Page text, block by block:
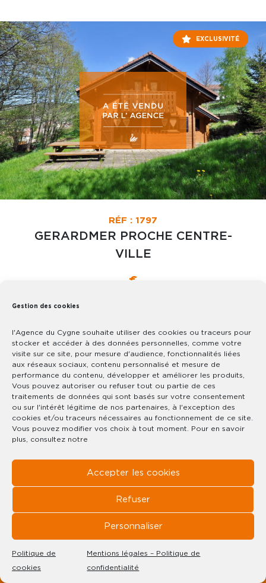
Gestion des cookies
l'Agence du Cygne souhaite utiliser des cookies ou traceurs pour
stocker et accéder à des données personnelles, comme votre
visite sur ce site, pour mesure d'audience, fonctionnalités liées
aux réseaux sociaux, contenu personnalisé et mesure de
performance du contenu, développer et améliorer les produits,
Vous pouvez autoriser ou refuser tout ou partie de ces
traitements de données qui sont basés sur votre consentement
ou sur l'intérêt légitime de nos partenaires, à l'exception des
cookies et/ou traceurs nécessaires au fonctionnement de ce site.
Vous pouvez modifier vos choix à tout moment. Pour en savoir
plus, consultez notre
Accepter les cookies
Refuser
Personnaliser
Politique de
cookies
Mentions légales – Politique de
confidentialité
CE BIEN VOUS INTÉRESSE ?
EXCLUSIVITÉ
RÉF : 1797
GERARDMER PROCHE CENTRE-
VILLE
€
80 M² UTILES (62 M² HABITABLES) + TERRASSE
EXCLUSIVITÉ
SOUS COMPROMIS